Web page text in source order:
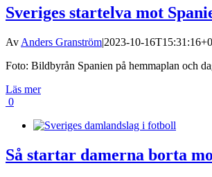
Sveriges startelva mot
Av Anders Granström|2023-10-
Foto: Bildbyrån Spanien på hemmaplan och
Läs mer
0
Så startar damerna borta